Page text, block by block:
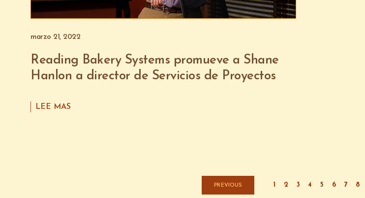
marzo 21, 2022
Reading Bakery Systems promueve a Shane
Hanlon a director de Servicios de Proyectos
LEE MAS
PREVIOUS 1 2 3 4 5 6 7 8